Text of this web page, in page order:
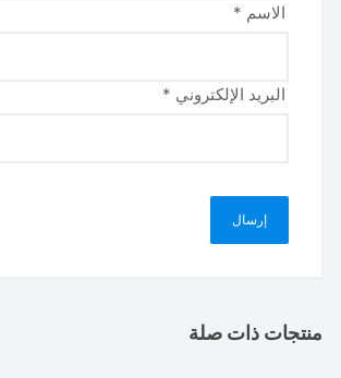
الاسم *
البريد الإلكتروني *
منتجات ذات صلة